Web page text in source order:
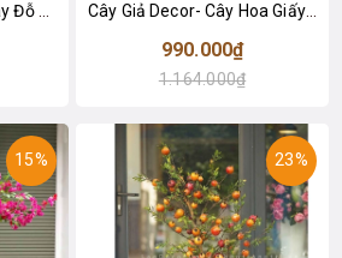
Cây Giả Decor- Cây Hoa Giấy Giả Thân Gỗ Tự Nhiên Trang Trí Cửa Hiệu (145cm)- CC1091
990.000₫
1.164.000₫
15% 23%